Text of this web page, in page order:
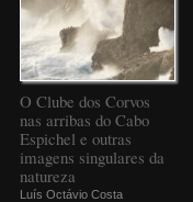
O Clube dos Corvos
nas arribas do Cabo
Espichel e outras
imagens singulares da
natureza
Luís Octávio Costa